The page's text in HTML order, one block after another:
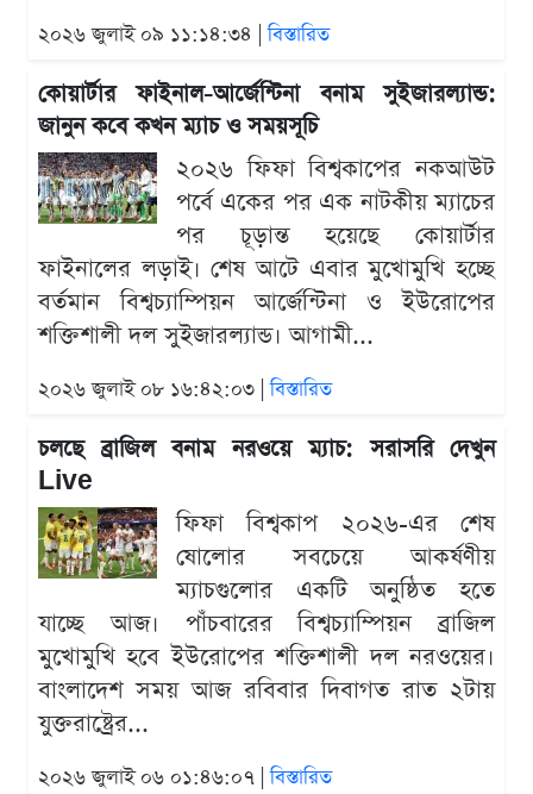
২০২৬ জুলাই ০৯ ১১:১৪:৩৪ |বিস্তারিত
কোয়ার্টার ফাইনাল-আর্জেন্টিনা বনাম সুইজারল্যান্ড:
জানুন কবে কখন ম্যাচ ও সময়সূচি
২০২৬ ফিফা বিশ্বকাপের নকআউট
পর্বে একের পর এক নাটকীয় ম্যাচের
পর চূড়ান্ত হয়েছে কোয়ার্টার
ফাইনালের লড়াই। শেষ আটে এবার মুখোমুখি হচ্ছে
বর্তমান বিশ্বচ্যাম্পিয়ন আর্জেন্টিনা ও ইউরোপের
শক্তিশালী দল সুইজারল্যান্ড। আগামী...
২০২৬ জুলাই ০৮ ১৬:৪২:০৩ |বিস্তারিত
চলছে ব্রাজিল বনাম নরওয়ে ম্যাচ: সরাসরি দেখুন
Live
ফিফা বিশ্বকাপ ২০২৬-এর শেষ
ষোলোর সবচেয়ে আকর্ষণীয়
ম্যাচগুলোর একটি অনুষ্ঠিত হতে
যাচ্ছে আজ। পাঁচবারের বিশ্বচ্যাম্পিয়ন ব্রাজিল
মুখোমুখি হবে ইউরোপের শক্তিশালী দল নরওয়ের।
বাংলাদেশ সময় আজ রবিবার দিবাগত রাত ২টায়
যুক্তরাষ্ট্রের...
২০২৬ জুলাই ০৬ ০১:৪৬:০৭ |বিস্তারিত